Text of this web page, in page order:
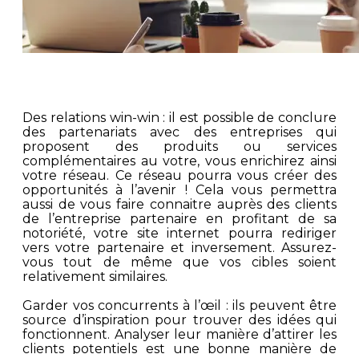
Des relations win-win : il est possible de conclure
des partenariats avec des entreprises qui
proposent des produits ou services
complémentaires au votre, vous enrichirez ainsi
votre réseau. Ce réseau pourra vous créer des
opportunités à l’avenir ! Cela vous permettra
aussi de vous faire connaitre auprès des clients
de l’entreprise partenaire en profitant de sa
notoriété, votre site internet pourra rediriger
vers votre partenaire et inversement. Assurez-
vous tout de même que vos cibles soient
relativement similaires.
Garder vos concurrents à l’œil : ils peuvent être
source d’inspiration pour trouver des idées qui
fonctionnent. Analyser leur manière d’attirer les
clients potentiels est une bonne manière de